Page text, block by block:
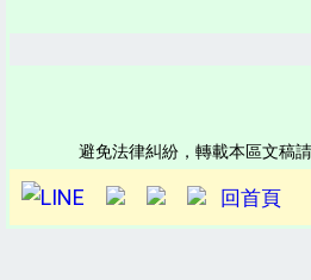
避免法律糾紛，轉載本區文稿
回首頁